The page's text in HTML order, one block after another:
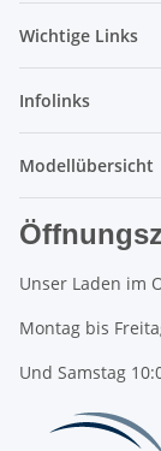
Wichtige Links
Infolinks
Modellübersicht
Unser Laden im
Montag bis
Und Samstag